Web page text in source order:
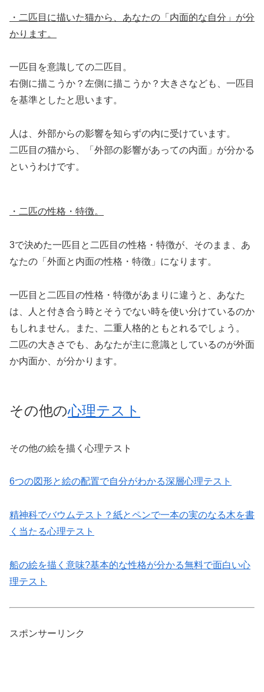
・二匹目に描いた猫から、あなたの「内面的な自分」が分
かります。
一匹目を意識しての二匹目。
右側に描こうか？左側に描こうか？大きさなども、一匹目
を基準としたと思います。
人は、外部からの影響を知らずの内に受けています。
二匹目の猫から、「外部の影響があっての内面」が分かる
というわけです。
・二匹の性格・特徴。
3で決めた一匹目と二匹目の性格・特徴が、そのまま、あ
なたの「外面と内面の性格・特徴」になります。
一匹目と二匹目の性格・特徴があまりに違うと、あなた
は、人と付き合う時とそうでない時を使い分けているのか
もしれません。また、二重人格的ともとれるでしょう。
二匹の大きさでも、あなたが主に意識としているのが外面
か内面か、が分かります。
その他の心理テスト
その他の絵を描く心理テスト
6つの図形と絵の配置で自分がわかる深層心理テスト
精神科でバウムテスト？紙とペンで一本の実のなる木を書
く当たる心理テスト
船の絵を描く意味?基本的な性格が分かる無料で面白い心
理テスト
スポンサーリンク